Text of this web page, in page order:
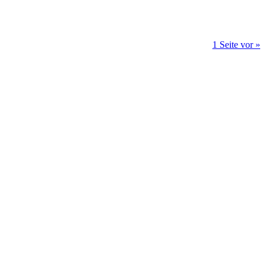
1 Seite vor »